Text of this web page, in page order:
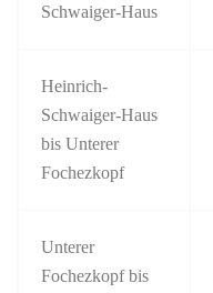
Schwaiger-Haus
Heinrich-
Schwaiger-Haus
bis Unterer
Fochezkopf
Unterer
Fochezkopf bis